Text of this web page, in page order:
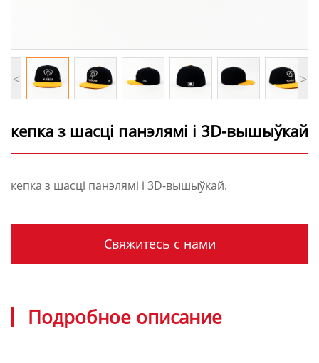
< >
кепка з шасці панэлямі і 3D-вышыўкай
кепка з шасці панэлямі і 3D-вышыўкай.
Свяжитесь с нами
Подробное описание